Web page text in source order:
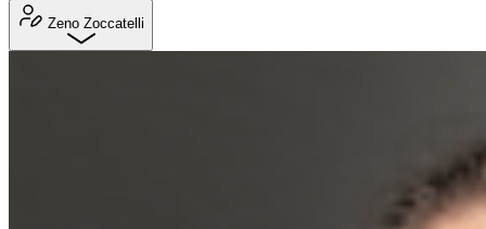
Zeno Zoccatelli